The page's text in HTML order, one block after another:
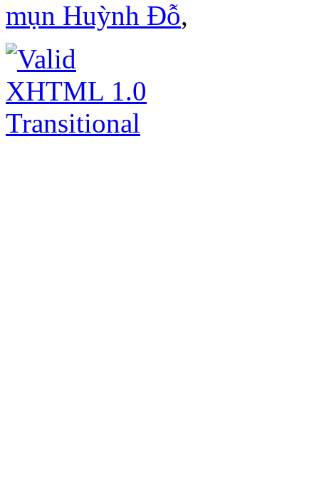
mụn Huỳnh Đỗ,